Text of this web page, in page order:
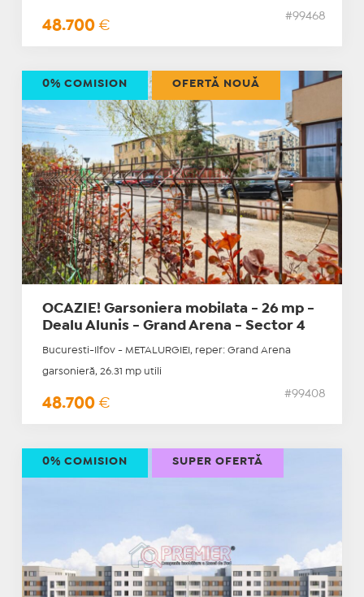
48.700 €
#99468
OCAZIE! Garsoniera mobilata - 26 mp -
Dealu Alunis - Grand Arena - Sector 4
Bucuresti-Ilfov - METALURGIEI, reper: Grand Arena
garsonieră, 26.31 mp utili
48.700 €
#99408
0% COMISION OFERTĂ NOUĂ
0% COMISION SUPER OFERTĂ